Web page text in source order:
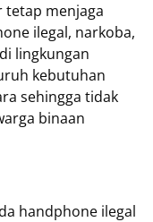
tetap menjaga
ilegal, narkoba,
lingkungan
kebutuhan
sehingga tidak
binaan
handphone ilegal